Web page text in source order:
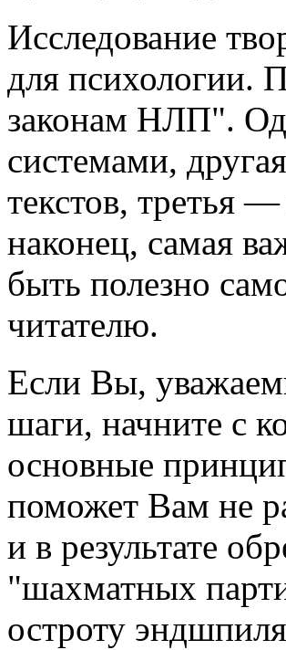
Исследование
для психологии.
законам НЛП".
системами,
текстов, третья
наконец, самая
быть полезно
читателю.
Если Вы,
шаги, начните с
основные
поможет Вам не
и в результате
"шахматных
остроту